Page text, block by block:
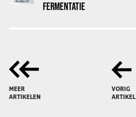
FERMENTATIE
MEER
ARTIKELEN
VORIG
ARTIKEL